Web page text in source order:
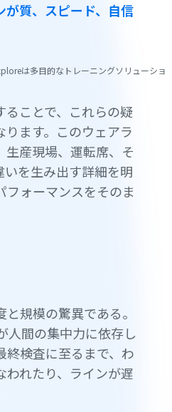
が質、スピード、自信
は多目的なトレーニングソリューショ
ることで、これらの疑
ます。このウェアラ
生産現場、運転席、そ
いを生み出す詳細を明
フォーマンスをそのま
規模の驚異である。
人間の集中力に依存し
終検査に至るまで、わ
われたり、ラインが遅